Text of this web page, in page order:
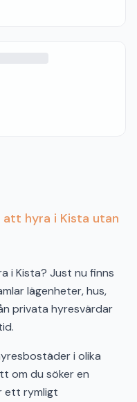
att hyra i Kista utan
i Kista? Just nu finns
lägenheter, hus,
privata hyresvärdar
i olika
om du söker en
ett rymligt